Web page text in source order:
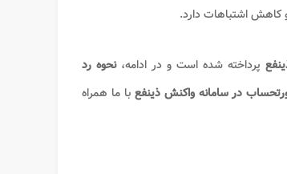
کاهش اشتباهات دارد.
پرداخته شده است و در ادامه،نحوه رد
در سامانه واکنش ذینفع با ما همراه